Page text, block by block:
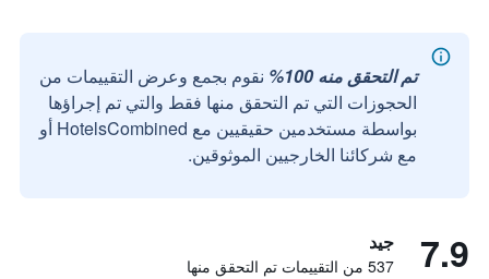
تم التحقق منه 100%
نقوم بجمع وعرض التقييمات من
الحجوزات التي تم التحقق منها فقط والتي تم إجراؤها
بواسطة مستخدمين حقيقيين مع HotelsCombined أو
مع شركائنا الخارجيين الموثوقين.
7.9 جيد
537 من التقييمات تم التحقق منها